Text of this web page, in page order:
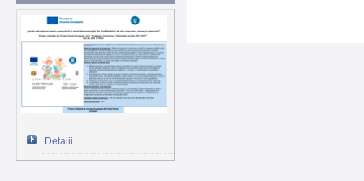
Detalii